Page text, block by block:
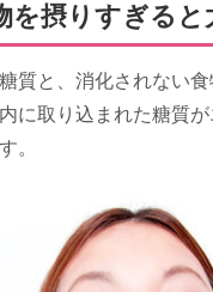
を摂りすぎると
質と、消化されない
に取り込まれた糖質
。